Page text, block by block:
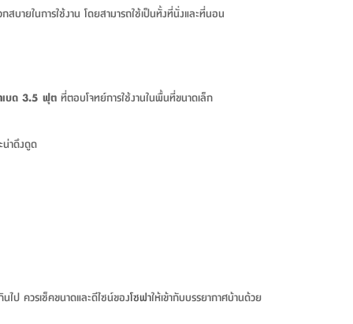
บายในการใช้งาน โดยสามารถใช้เป็นทั้งที่นั่งและที่นอน
เบด 3.5 ฟุต ที่ตอบโจทย์การใช้งานในพื้นที่ขนาดเล็ก
น่าดึงดูด
ป ควรเช็คขนาดและดีไซน์ของโซฟาให้เข้ากับบรรยากาศบ้านด้วย